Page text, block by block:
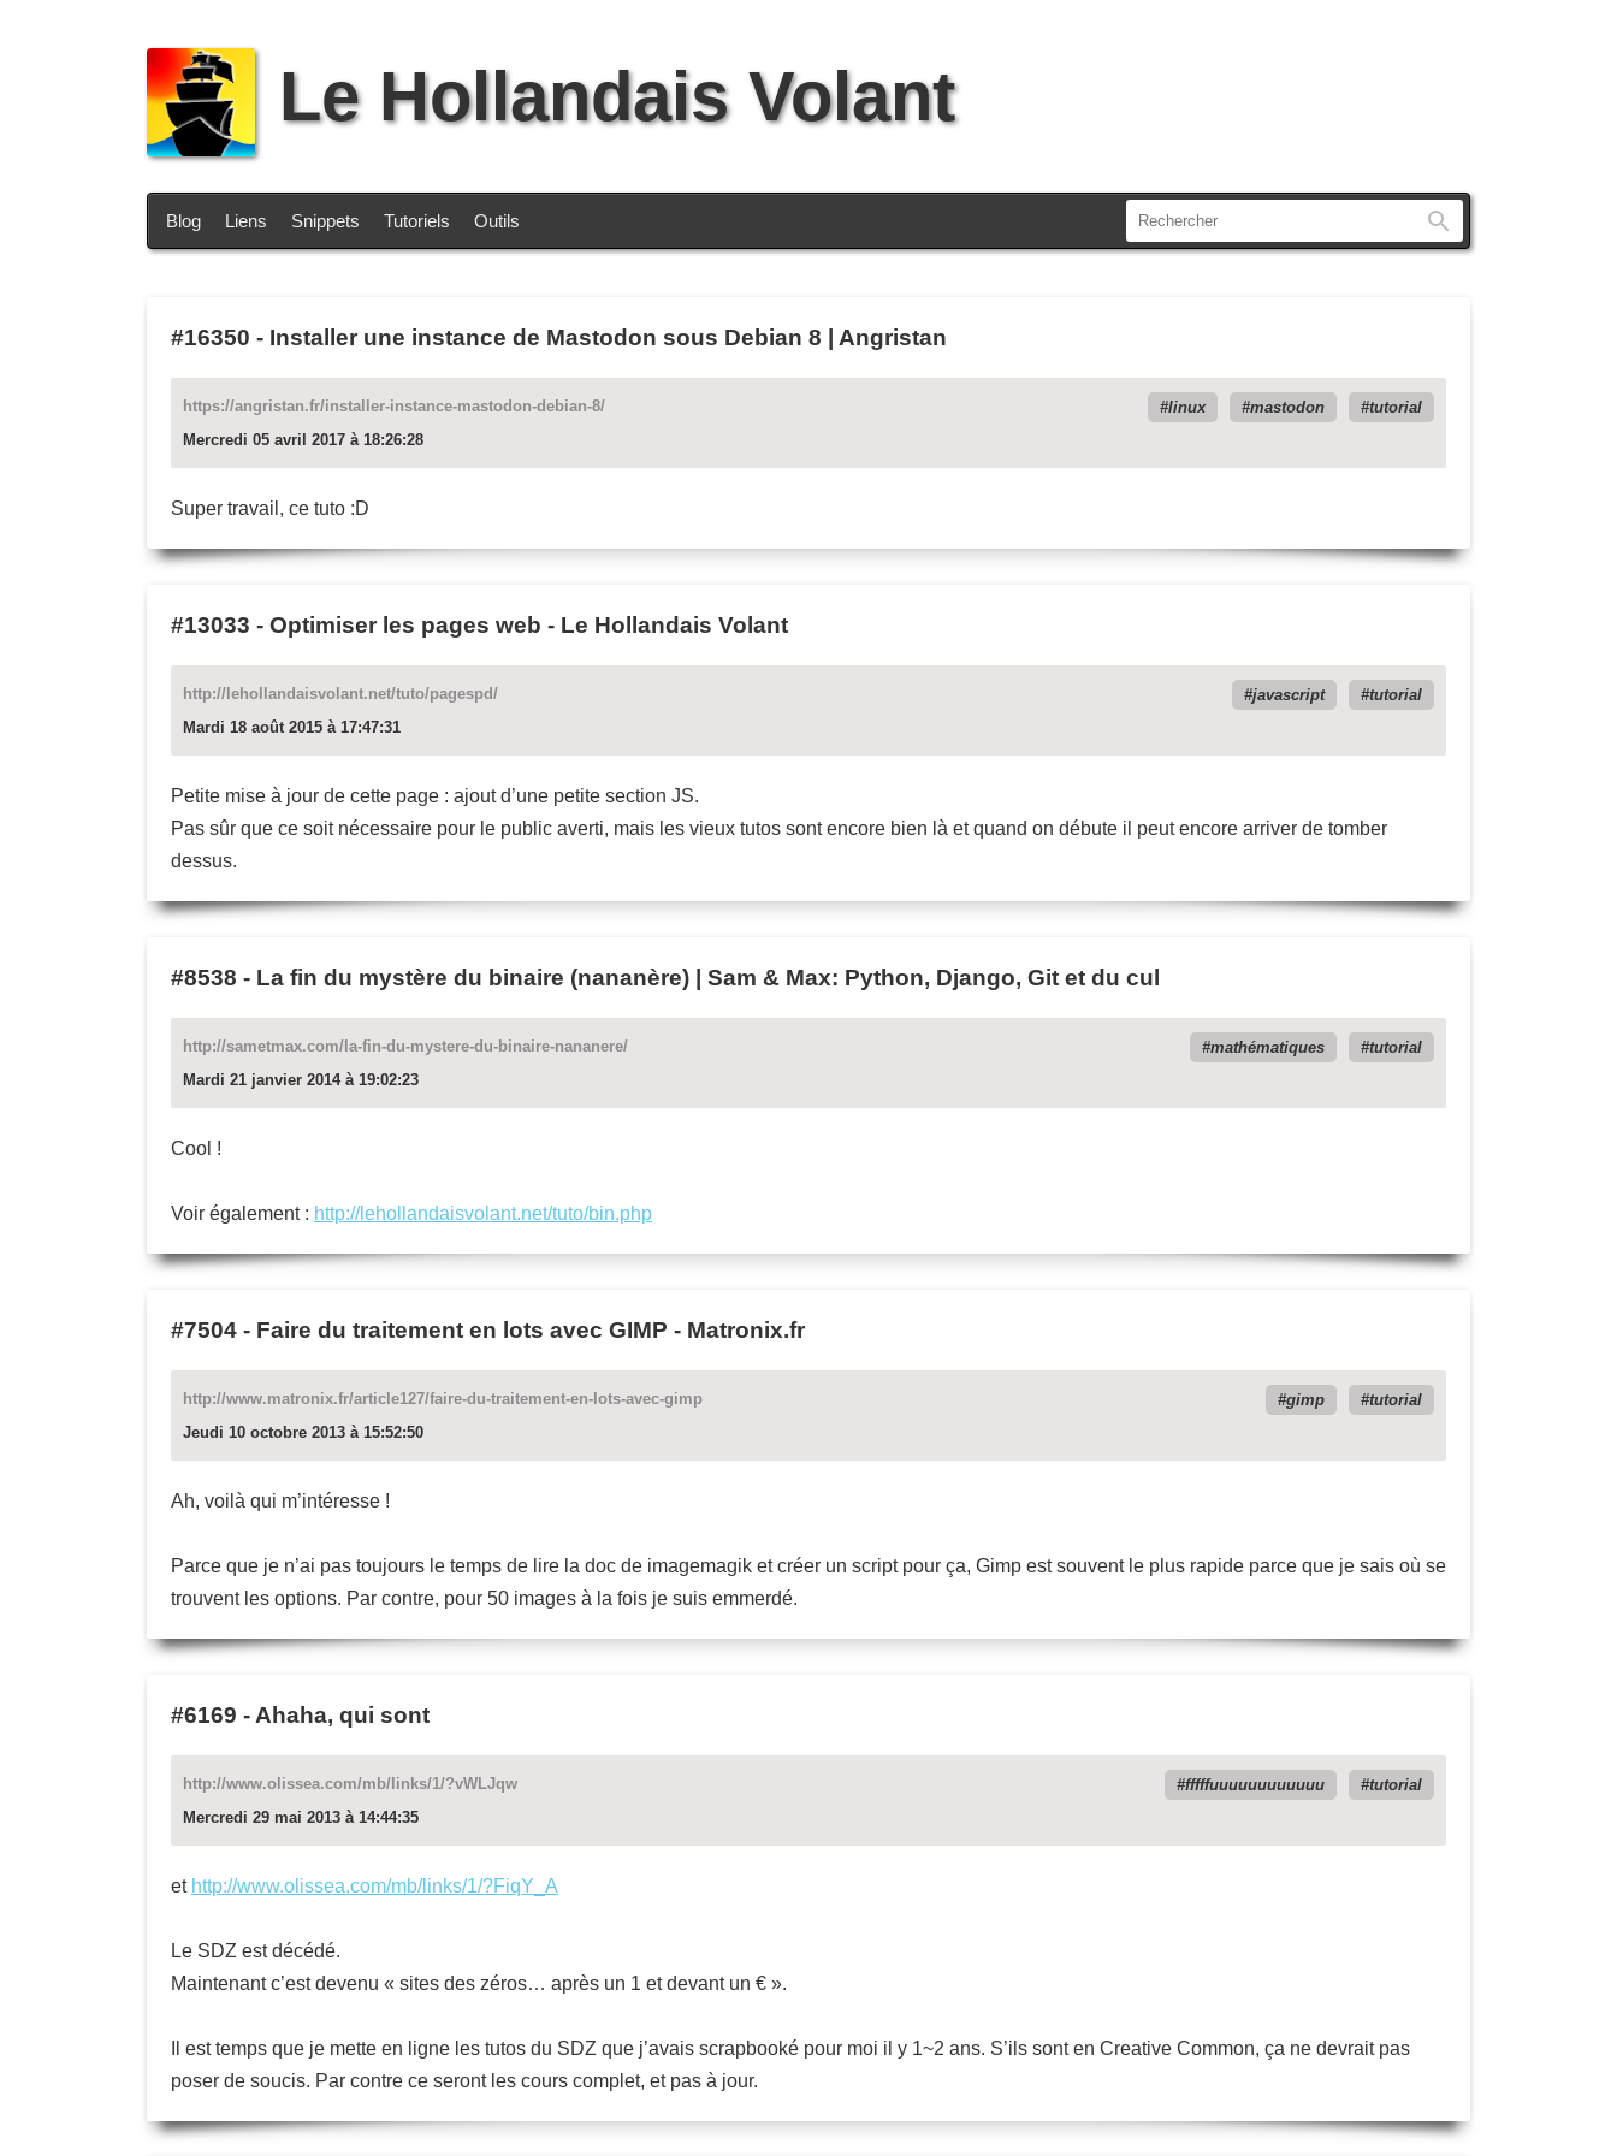
Le Hollandais Volant
Blog Liens Snippets Tutoriels Outils
#16350 - Installer une instance de Mastodon sous Debian 8 | Angristan
https://angristan.fr/installer-instance-mastodon-debian-8/ linux mastodon
tutorial
Mercredi 05 avril 2017 à 18:26:28
Super travail, ce tuto :D
#13033 - Optimiser les pages web - Le Hollandais Volant
http://lehollandaisvolant.net/tuto/pagespd/ javascript
tutorial
Mardi 18 août 2015 à 17:47:31
Petite mise à jour de cette page : ajout d’une petite section JS.
Pas sûr que ce soit nécessaire pour le public averti, mais les vieux tutos sont encore bien là et quand on débute il peut encore arriver de tomber
dessus.
#8538 - La fin du mystère du binaire (nananère) | Sam & Max: Python, Django, Git et du cul
http://sametmax.com/la-fin-du-mystere-du-binaire-nananere/ mathématiques
tutorial
Mardi 21 janvier 2014 à 19:02:23
Cool !
Voir également : http://lehollandaisvolant.net/tuto/bin.php
#7504 - Faire du traitement en lots avec GIMP - Matronix.fr
http://www.matronix.fr/article127/faire-du-traitement-en-lots-avec-gimp gimp
tutorial
Jeudi 10 octobre 2013 à 15:52:50
Ah, voilà qui m’intéresse !
Parce que je n’ai pas toujours le temps de lire la doc de imagemagik et créer un script pour ça, Gimp est souvent le plus rapide parce que je sais où se
trouvent les options. Par contre, pour 50 images à la fois je suis emmerdé.
#6169 - Ahaha, qui sont
http://www.olissea.com/mb/links/1/?vWLJqw fffffuuuuuuuuuuuu
tutorial
Mercredi 29 mai 2013 à 14:44:35
et http://www.olissea.com/mb/links/1/?FiqY_A
Le SDZ est décédé.
Maintenant c’est devenu « sites des zéros… après un 1 et devant un € ».
Il est temps que je mette en ligne les tutos du SDZ que j’avais scrapbooké pour moi il y 1~2 ans. S’ils sont en Creative Common, ça ne devrait pas
poser de soucis. Par contre ce seront les cours complet, et pas à jour.